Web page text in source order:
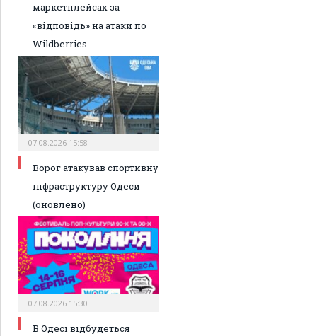
маркетплейсах за
«відповідь» на атаки по
Wildberries
07.08.2026 15:58
Ворог атакував спортивну
інфраструктуру Одеси
(оновлено)
07.08.2026 15:30
В Одесі відбудеться